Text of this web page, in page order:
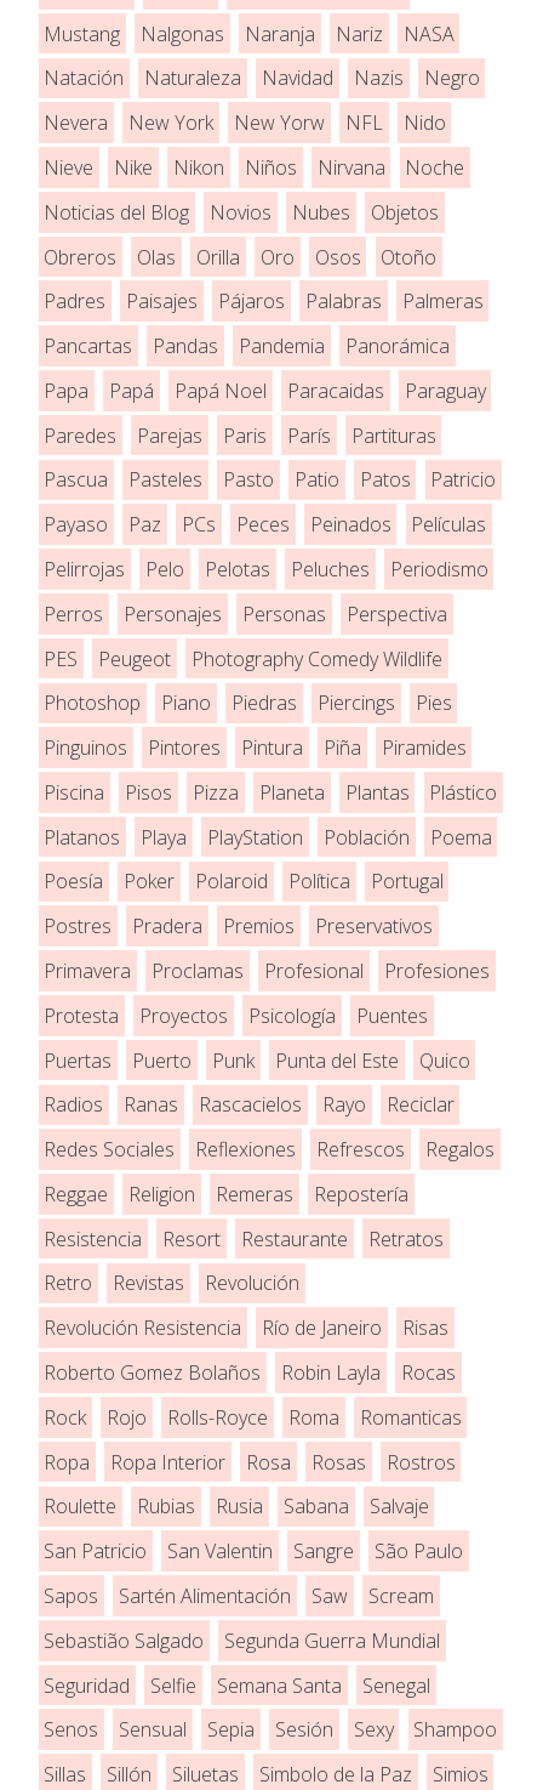
Mustang
Nalgonas Naranja Nariz
NASA
Natación
Naturaleza Navidad Nazis
Negro
Nevera
New York New Yorw NFL
Nido
Nieve
Nike Nikon Niños Nirvana
Noche
Noticias del Blog
Novios Nubes
Objetos
Obreros
Olas Orilla Oro Osos
Otoño
Padres
Paisajes Pájaros Palabras
Palmeras
Pancartas
Pandas Pandemia
Panorámica
Papa
Papá Papá Noel Paracaidas
Paraguay
Paredes
Parejas Paris París
Partituras
Pascua
Pasteles Pasto Patio Patos
Patricio
Payaso
Paz PCs Peces Peinados
Películas
Pelirrojas
Pelo Pelotas Peluches
Periodismo
Perros
Personajes Personas
Perspectiva
PES
Peugeot
Photography Comedy Wildlife
Photoshop
Piano Piedras Piercings
Pies
Pinguinos
Pintores Pintura Piña
Piramides
Piscina
Pisos Pizza Planeta Plantas
Plástico
Platanos
Playa PlayStation Población
Poema
Poesía
Poker Polaroid Política
Portugal
Postres
Pradera Premios
Preservativos
Primavera
Proclamas Profesional
Profesiones
Protesta
Proyectos Psicología
Puentes
Puertas
Puerto Punk Punta del Este
Quico
Radios
Ranas Rascacielos Rayo
Reciclar
Redes Sociales
Reflexiones Refrescos
Regalos
Reggae
Religion Remeras
Repostería
Resistencia
Resort Restaurante
Retratos
Retro
Revistas
Revolución
Revolución Resistencia
Río de Janeiro
Risas
Roberto Gomez Bolaños
Robin Layla
Rocas
Rock
Rojo Rolls-Royce Roma
Romanticas
Ropa
Ropa Interior Rosa Rosas
Rostros
Roulette
Rubias Rusia Sabana
Salvaje
San Patricio
San Valentin Sangre
São Paulo
Sapos
Sartén Alimentación Saw
Scream
Sebastião Salgado
Segunda Guerra Mundial
Seguridad
Selfie Semana Santa
Senegal
Senos
Sensual Sepia Sesión Sexy
Shampoo
Sillas
Sillón Siluetas Simbolo de la Paz
Simios